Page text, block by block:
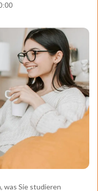
was Sie studieren